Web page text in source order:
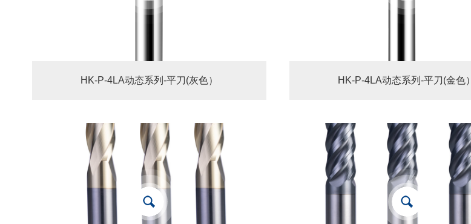
HK-P-4LA动态系列-平刀(灰色） HK-P-4LA动态系列-平刀(金色）